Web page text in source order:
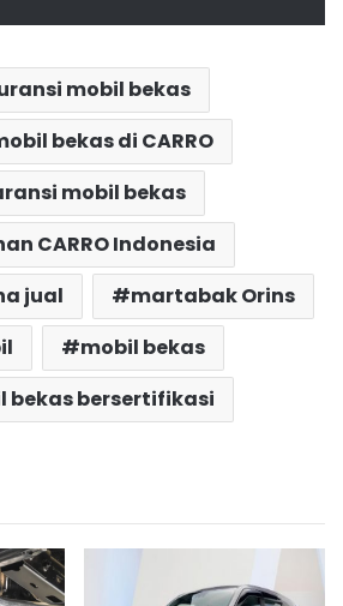
mobil bekas
bekas di CARRO
mobil bekas
CARRO Indonesia
jual
martabak Orins
mobil bekas
bekas bersertifikasi